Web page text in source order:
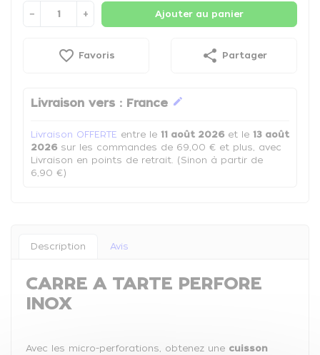
− + Ajouter au panier
favorite_border Favoris share Partager
Livraison vers : France edit
Livraison OFFERTE entre le 11 août 2026 et le 13 août
2026 sur les commandes de 69,00 € et plus, avec
Livraison en points de retrait. (Sinon à partir de
6,90 €)
Description Avis
CARRE A TARTE PERFORE
INOX
Avec les micro-perforations, obtenez une cuisson